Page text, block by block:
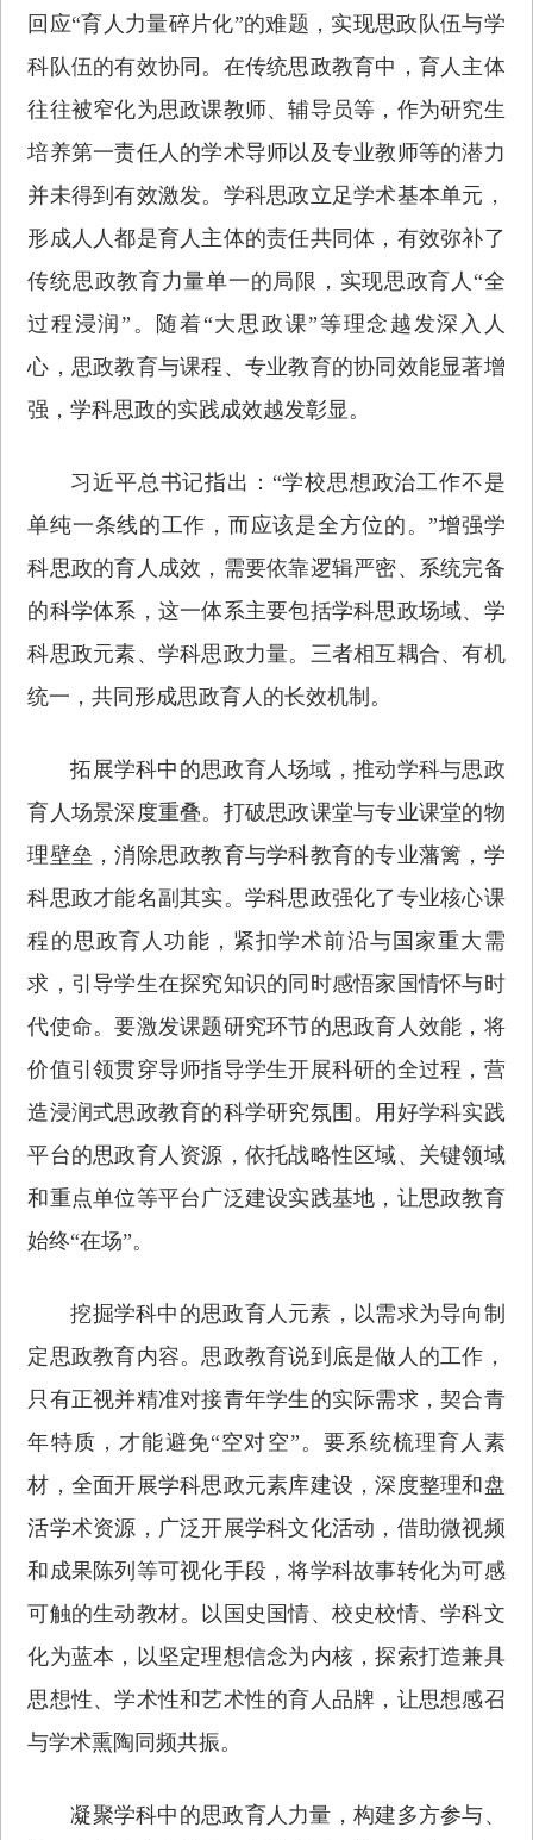
回应“育人力量碎片化”的难题，实现思政队伍与学
科队伍的有效协同。在传统思政教育中，育人主体
往往被窄化为思政课教师、辅导员等，作为研究生
培养第一责任人的学术导师以及专业教师等的潜力
并未得到有效激发。学科思政立足学术基本单元，
形成人人都是育人主体的责任共同体，有效弥补了
传统思政教育力量单一的局限，实现思政育人“全
过程浸润”。随着“大思政课”等理念越发深入人
心，思政教育与课程、专业教育的协同效能显著增
强，学科思政的实践成效越发彰显。
习近平总书记指出：“学校思想政治工作不是
单纯一条线的工作，而应该是全方位的。”增强学
科思政的育人成效，需要依靠逻辑严密、系统完备
的科学体系，这一体系主要包括学科思政场域、学
科思政元素、学科思政力量。三者相互耦合、有机
统一，共同形成思政育人的长效机制。
拓展学科中的思政育人场域，推动学科与思政
育人场景深度重叠。打破思政课堂与专业课堂的物
理壁垒，消除思政教育与学科教育的专业藩篱，学
科思政才能名副其实。学科思政强化了专业核心课
程的思政育人功能，紧扣学术前沿与国家重大需
求，引导学生在探究知识的同时感悟家国情怀与时
代使命。要激发课题研究环节的思政育人效能，将
价值引领贯穿导师指导学生开展科研的全过程，营
造浸润式思政教育的科学研究氛围。用好学科实践
平台的思政育人资源，依托战略性区域、关键领域
和重点单位等平台广泛建设实践基地，让思政教育
始终“在场”。
挖掘学科中的思政育人元素，以需求为导向制
定思政教育内容。思政教育说到底是做人的工作，
只有正视并精准对接青年学生的实际需求，契合青
年特质，才能避免“空对空”。要系统梳理育人素
材，全面开展学科思政元素库建设，深度整理和盘
活学术资源，广泛开展学科文化活动，借助微视频
和成果陈列等可视化手段，将学科故事转化为可感
可触的生动教材。以国史国情、校史校情、学科文
化为蓝本，以坚定理想信念为内核，探索打造兼具
思想性、学术性和艺术性的育人品牌，让思想感召
与学术熏陶同频共振。
凝聚学科中的思政育人力量，构建多方参与、